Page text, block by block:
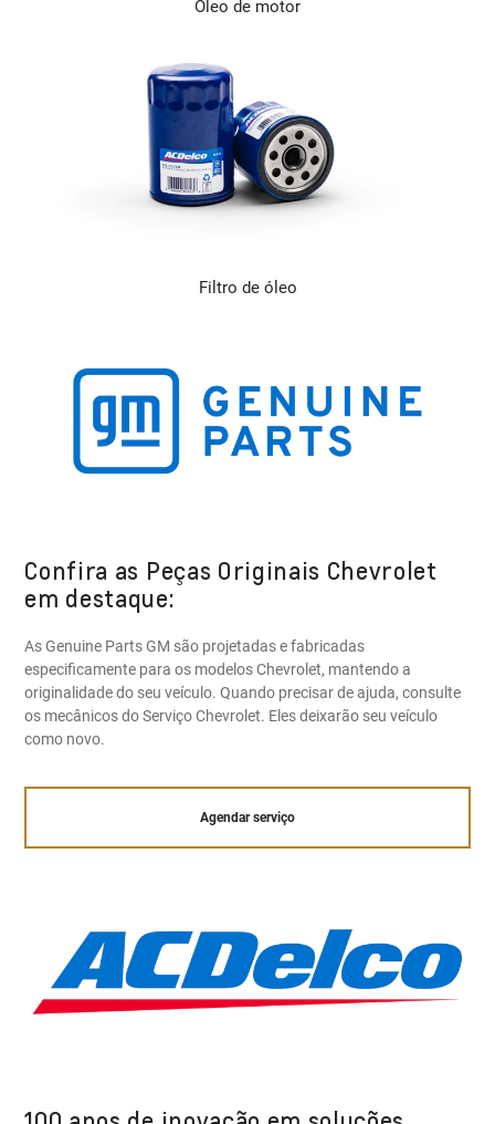
Óleo de motor
Filtro de óleo
Confira as Peças Originais Chevrolet
em destaque:
As Genuine Parts GM são projetadas e fabricadas
especificamente para os modelos Chevrolet, mantendo a
originalidade do seu veículo. Quando precisar de ajuda, consulte
os mecânicos do Serviço Chevrolet. Eles deixarão seu veículo
como novo.
Agendar serviço